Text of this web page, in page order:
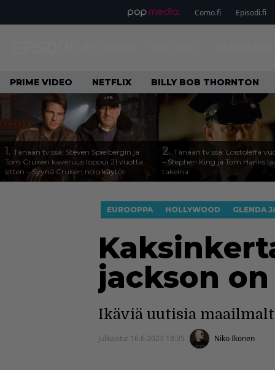
Como.fi Episodi.fi
PRIME VIDEO NETFLIX BILLY BOB THORNTON
1. Tänään tv:ssä: Steven Spielbergin ja
Tom Cruisen kaveruus loppui 21 vuotta
sitten – Syynä Cruisen nolo käytös
2. Tänään tv:ssä: Loistoleffa
– Stephen King ja Tom Hanks
takeina
EUROOPPA HOLLYWOOD GLENDA
jackson
Ikäviä uutisia
Julkaistu: 16.6.2023 18:35 Niko Ikonen